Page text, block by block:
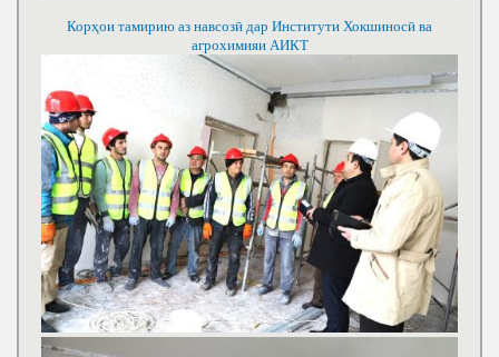
Корҳои тамирию аз навсозӣ дар Институти Хокшиносӣ ва
агрохимияи АИКТ